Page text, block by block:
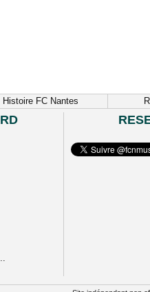
Histoire FC Nantes